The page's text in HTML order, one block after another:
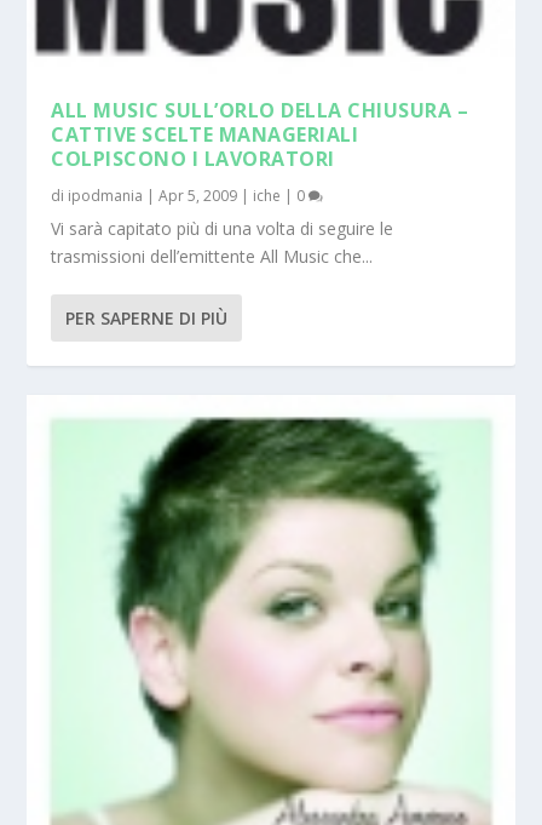
ALL MUSIC SULL’ORLO DELLA CHIUSURA –
CATTIVE SCELTE MANAGERIALI
COLPISCONO I LAVORATORI
di ipodmania |Apr 5, 2009 | iche | 0
Vi sarà capitato più di una volta di seguire le
trasmissioni dell’emittente All Music che...
PER SAPERNE DI PIÙ